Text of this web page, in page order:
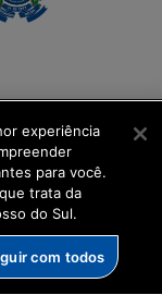
experiência
para você.
trata da
do Sul.
com todos